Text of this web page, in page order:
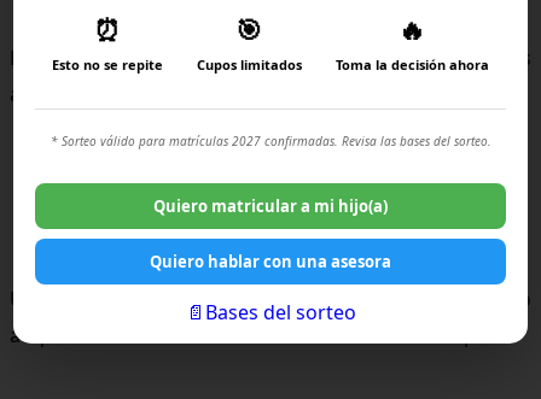
La educación online no reduce oportunidades. Las
amplía cuando está bien organizada.
Conclusión
Un estudiante que aprende en modalidad online no solo
adquiere contenidos del currículum nacional completo.
⏰
Esto no se repite
🎯
Cupos limitados
🔥
Toma la decisión ahora
* Sorteo válido para matrículas 2027 confirmadas. Revisa las bases del sorteo.
Quiero matricular a mi hijo(a)
Quiero hablar con una asesora
📄Bases del sorteo